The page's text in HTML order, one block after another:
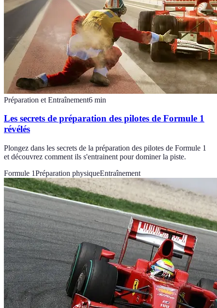
Préparation et Entraînement6 min
Les secrets de préparation des pilotes de Formule 1
révélés
Plongez dans les secrets de la préparation des pilotes de Formule 1
et découvrez comment ils s'entrainent pour dominer la piste.
Formule 1Préparation physiqueEntraînement